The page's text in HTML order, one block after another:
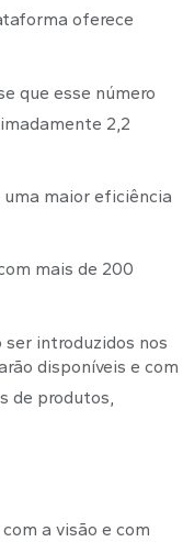
oferece
que esse número
2,2
uma maior eficiência
mais de 200
ser introduzidos nos
disponíveis e com
de produtos,
a visão e com